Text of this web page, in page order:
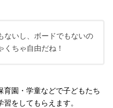
ないし、ボードでもないの
くちゃ自由だね！
育園・学童などで子どもたち
をしてもらえます。